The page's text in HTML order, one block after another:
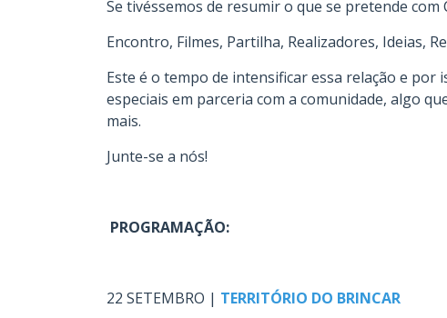
Se tivéssemos de resumir o que se pretende com
Encontro, Filmes, Partilha, Realizadores, Ideias,
Este é o tempo de intensificar essa relação e por
especiais em parceria com a comunidade, algo
mais.
Junte-se a nós!
PROGRAMAÇÃO:
22 SETEMBRO | TERRITÓRIO DO BRINCAR